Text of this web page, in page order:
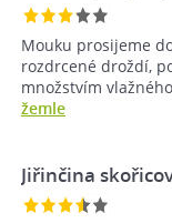
Mouku prosijeme
rozdrcené droždí,
množstvím
žemle
Jiřinčina